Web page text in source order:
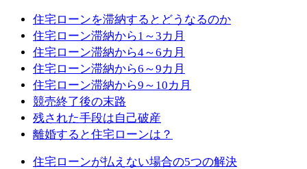
住宅ローンを滞納するとどうなるのか
住宅ローン滞納から1～3カ月
住宅ローン滞納から4～6カ月
住宅ローン滞納から6～9カ月
住宅ローン滞納から9～10カ月
競売終了後の末路
残された手段は自己破産
離婚すると住宅ローンは？
住宅ローンが払えない場合の5つの解決